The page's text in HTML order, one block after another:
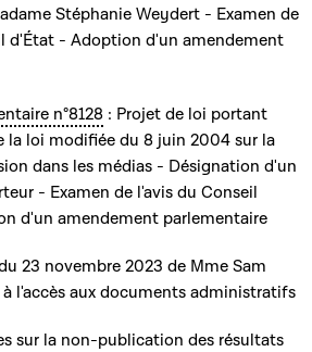
Stéphanie Weydert - Examen de
d'État - Adoption d'un amendement
n°8128 : Projet de loi portant
la loi modifiée du 8 juin 2004 sur la
dans les médias - Désignation d'un
- Examen de l'avis du Conseil
d'un amendement parlementaire
23 novembre 2023 de Mme Sam
l'accès aux documents administratifs
sur la non-publication des résultats